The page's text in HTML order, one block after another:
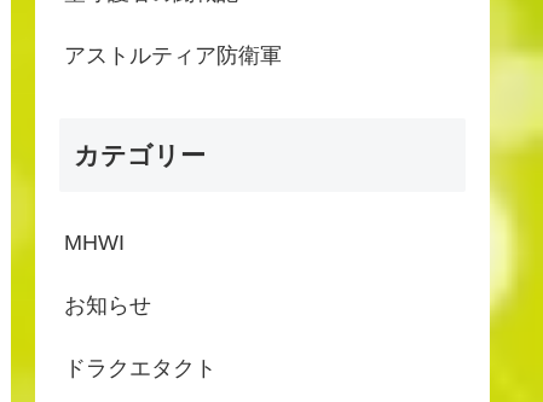
アストルティア防衛軍
カテゴリー
MHWI
お知らせ
ドラクエタクト